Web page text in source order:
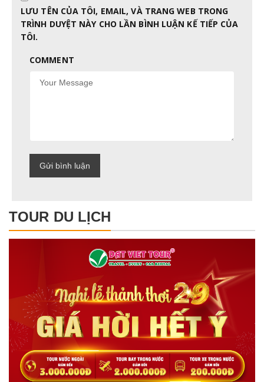
LƯU TÊN CỦA TÔI, EMAIL, VÀ TRANG WEB TRONG
TRÌNH DUYỆT NÀY CHO LẦN BÌNH LUẬN KẾ TIẾP CỦA
TÔI.
COMMENT
TOUR DU LỊCH